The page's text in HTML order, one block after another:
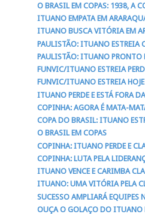
O BRASIL EM COPAS: 1938, A
ITUANO EMPATA EM
ITUANO BUSCA VITÓRIA EM
PAULISTÃO: ITUANO ESTREIA
PAULISTÃO: ITUANO PRONTO
FUNVIC/ITUANO ESTREIA
FUNVIC/ITUANO ESTREIA
ITUANO PERDE E ESTÁ FORA
COPINHA: AGORA É MATA-
COPA DO BRASIL: ITUANO
O BRASIL EM COPAS
COPINHA: ITUANO PERDE E
COPINHA: LUTA PELA
ITUANO VENCE E CARIMBA
ITUANO: UMA VITÓRIA PELA
SUCESSO AMPLIARÁ EQUIPES
OUÇA O GOLAÇO DO ITUANO